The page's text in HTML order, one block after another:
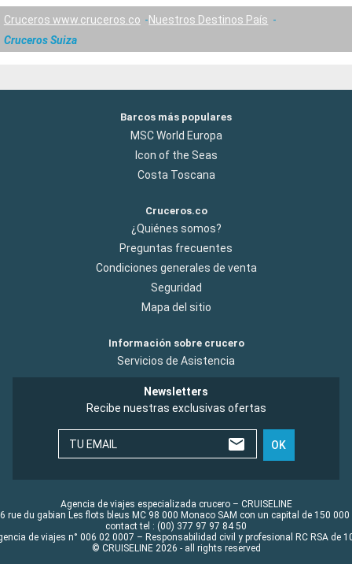
Cruceros www.cruceros.co
Nuestros Destinos País
Cruceros Suiza
Barcos más populares
MSC World Europa
Icon of the Seas
Costa Toscana
Cruceros.co
¿Quiénes somos?
Preguntas frecuentes
Condiciones generales de venta
Seguridad
Mapa del sitio
Información sobre crucero
Servicios de Asistencia
Newsletters
Recibe nuestras exclusivas ofertas
TU EMAIL OK
Agencia de viajes especializada crucero – CRUISELINE
rue du gabian Les flots bleus MC 98 000 Monaco SAM con un capital de 150 000
contact tel : (00) 377 97 97 84 50
de viajes n° 006 02 0007 – Responsabilidad civil y profesional RC RSA de
© CRUISELINE 2026 - all rights reserved